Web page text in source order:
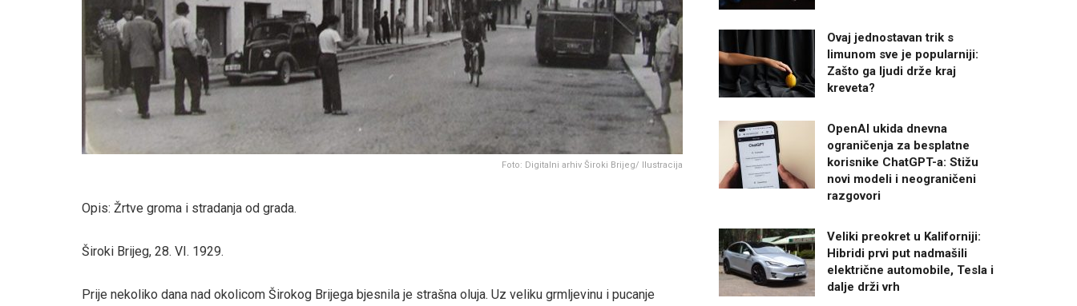
Foto: Digitalni arhiv Široki Brijeg/ Ilustracija
Opis: Žrtve groma i stradanja od grada.
Široki Brijeg, 28. VI. 1929.
Prije nekoliko dana nad okolicom Širokog Brijega bjesnila je strašna oluja. Uz veliku grmljevinu i pucanje
Ovaj jednostavan trik s
limunom sve je popularniji:
Zašto ga ljudi drže kraj
kreveta?
OpenAI ukida dnevna
ograničenja za besplatne
korisnike ChatGPT-a: Stižu
novi modeli i neograničeni
razgovori
Veliki preokret u Kaliforniji:
Hibridi prvi put nadmašili
električne automobile, Tesla i
dalje drži vrh